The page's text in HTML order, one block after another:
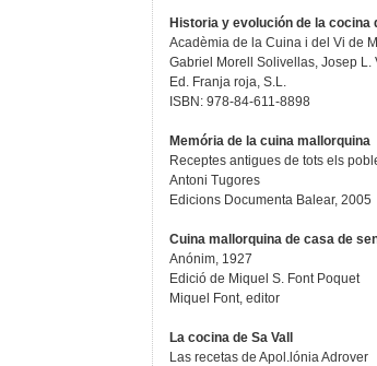
Historia y evolución de la cocina
Acadèmia de la Cuina i del Vi de
Gabriel Morell Solivellas, Josep L.
Ed. Franja roja, S.L.
ISBN: 978-84-611-8898
Memória de la cuina mallorquina
Receptes antigues de tots els
Antoni Tugores
Edicions Documenta Balear, 2005
Cuina mallorquina de casa de
Anónim, 1927
Edició de Miquel S. Font Poquet
Miquel Font, editor
La cocina de Sa Vall
Las recetas de Apol.lónia Adrover